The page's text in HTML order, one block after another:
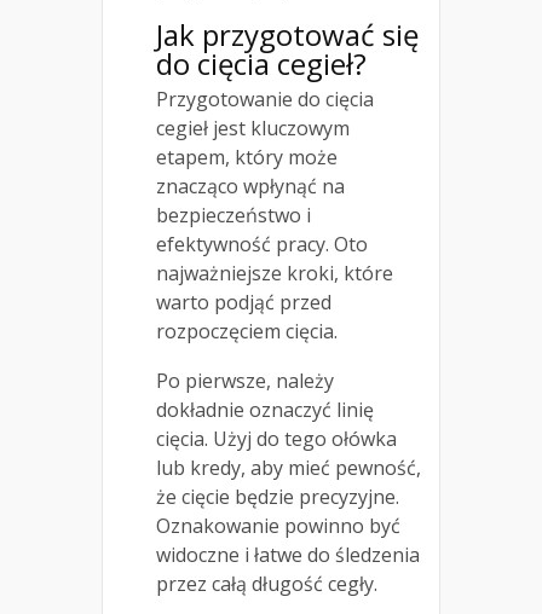
Jak przygotować się
do cięcia cegieł?
Przygotowanie do cięcia
cegieł jest kluczowym
etapem, który może
znacząco wpłynąć na
bezpieczeństwo i
efektywność pracy. Oto
najważniejsze kroki, które
warto podjąć przed
rozpoczęciem cięcia.
Po pierwsze, należy
dokładnie oznaczyć linię
cięcia. Użyj do tego ołówka
lub kredy, aby mieć pewność,
że cięcie będzie precyzyjne.
Oznakowanie powinno być
widoczne i łatwe do śledzenia
przez całą długość cegły.